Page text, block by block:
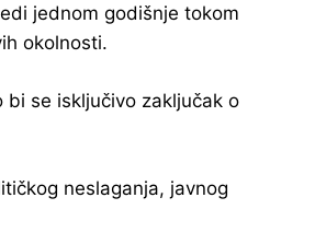
jednom godišnje tokom
okolnosti.
se isključivo zaključak o
neslaganja, javnog